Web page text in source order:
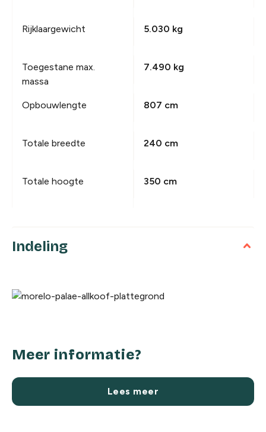
Rijklaargewicht 5.030 kg
Toegestane max.
massa
7.490 kg
Opbouwlengte 807 cm
Totale breedte 240 cm
Totale hoogte 350 cm
Indeling
Meer informatie?
Lees meer